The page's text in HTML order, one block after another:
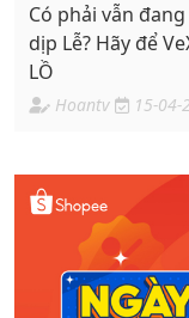
Có phải vẫn
dịp Lễ? Hãy để
LỒ
Hoantv 15-04-